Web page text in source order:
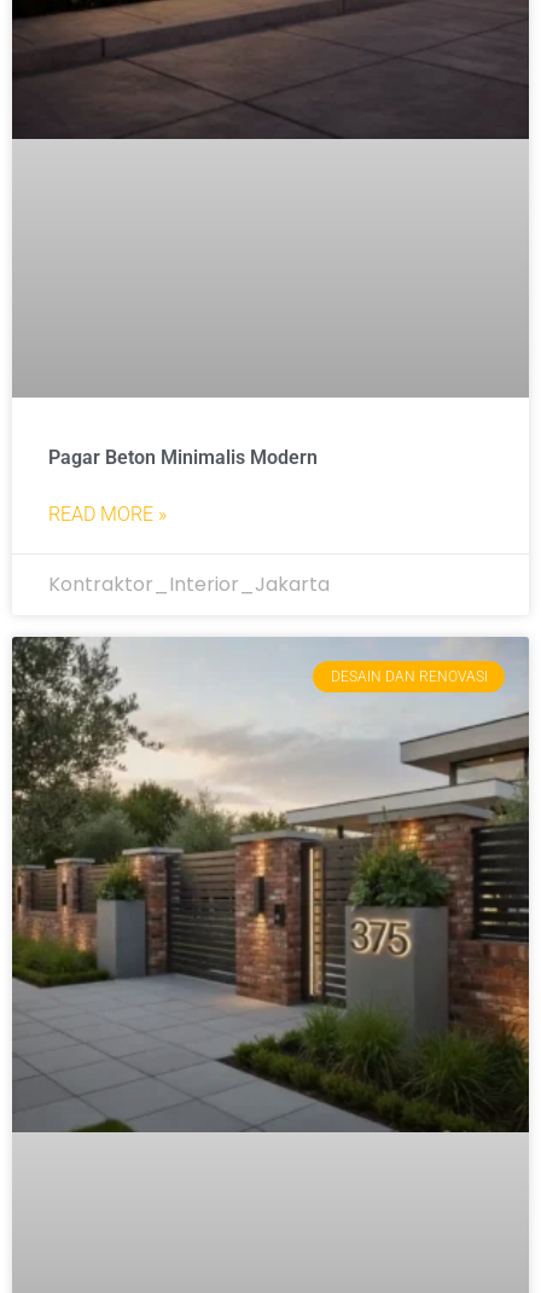
Pagar Beton Minimalis Modern
READ MORE »
Kontraktor_Interior_Jakarta
DESAIN DAN RENOVASI